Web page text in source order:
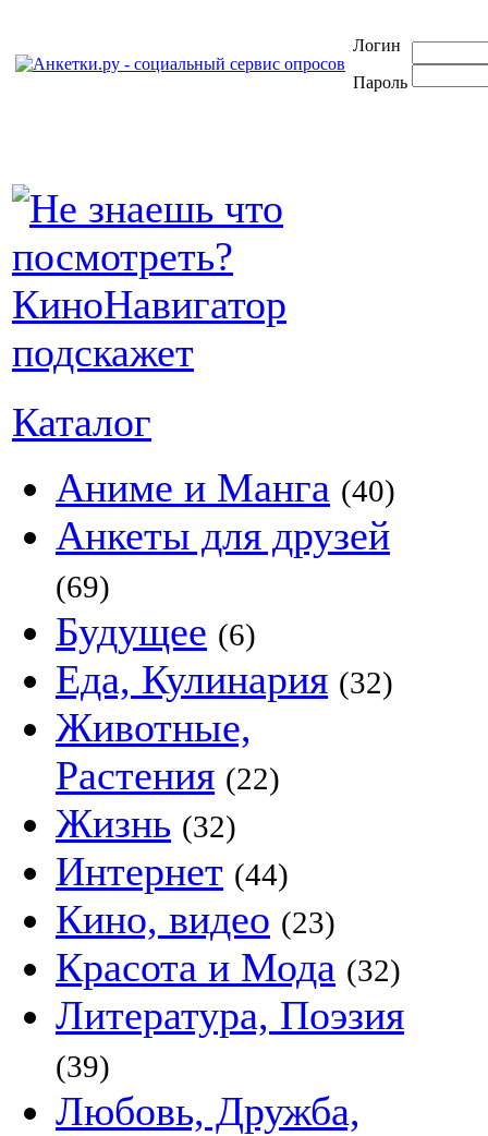
Логин
Пароль
Каталог
Аниме и Манга (40)
Анкеты для друзей
(69)
Будущее (6)
Еда, Кулинария (32)
Животные,
Растения (22)
Жизнь (32)
Интернет (44)
Кино, видео (23)
Красота и Мода (32)
Литература, Поэзия
(39)
Любовь, Дружба,